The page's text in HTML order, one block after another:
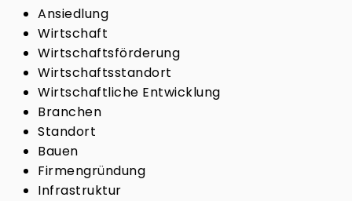
Ansiedlung
Wirtschaft
Wirtschaftsförderung
Wirtschaftsstandort
Wirtschaftliche Entwicklung
Branchen
Standort
Bauen
Firmengründung
Infrastruktur